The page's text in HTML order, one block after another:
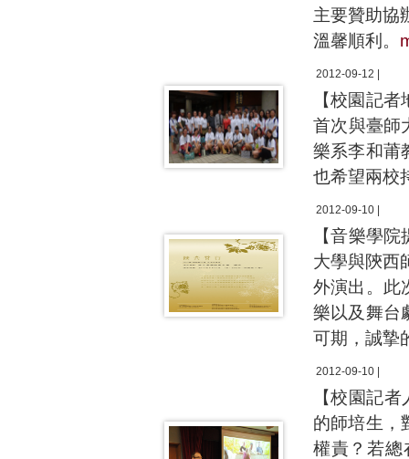
主要贊助協
溫馨順利。
2012-09-12 |
【校園記
首次與臺師
樂系李和莆
也希望兩校
2012-09-10 |
【音樂學
大學與陝西
外演出。此
樂以及舞台
可期，誠摯
2012-09-10 |
【校園記
的師培生，
權責？若總